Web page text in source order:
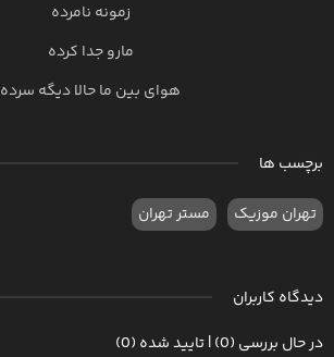
زمونه نامرده
مارو جدا کرده
هوای بین ما حالا دیگه سرده
برچسب ها
تهران موزیک مستر تهران
دیدگاه کاربران
در حال بررسی (0) | تایید شده (0)